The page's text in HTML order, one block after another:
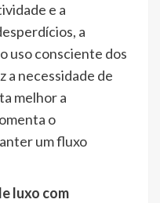
e a
a
uso consciente dos
a necessidade de
melhor a
o
um fluxo
luxo com